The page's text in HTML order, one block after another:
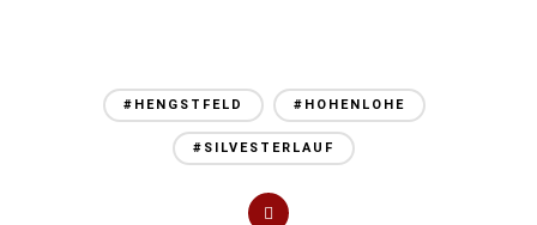
#HENGSTFELD #HOHENLOHE
#SILVESTERLAUF